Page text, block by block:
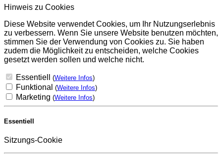
Hinweis zu Cookies
Diese Website verwendet Cookies, um Ihr Nutzungserlebnis
zu verbessern. Wenn Sie unsere Website benutzen möchten,
stimmen Sie der Verwendung von Cookies zu. Sie haben
zudem die Möglichkeit zu entscheiden, welche Cookies
gesetzt werden sollen und welche nicht.
Essentiell (Weitere Infos)
Funktional (Weitere Infos)
Marketing (Weitere Infos)
Essentiell
Sitzungs-Cookie